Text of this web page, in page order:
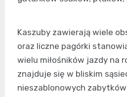
Kaszuby zawierają wiele
oraz liczne pagórki
wielu miłośników jazdy na
znajduje się w bliskim
nieszablonowych